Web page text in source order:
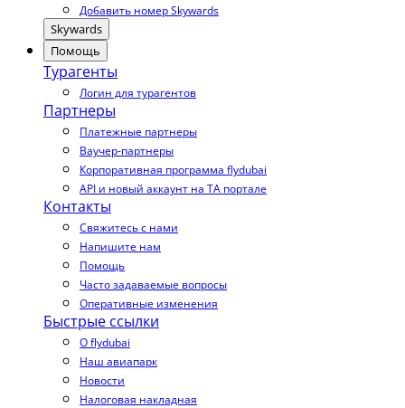
Добавить номер Skywards
Skywards
Помощь
Турагенты
Логин для турагентов
Партнеры
Платежные партнеры
Ваучер-партнеры
Корпоративная программа flydubai
API и новый аккаунт на TA портале
Контакты
Свяжитесь с нами
Напишите нам
Помощь
Часто задаваемые вопросы
Оперативные изменения
Быстрые ссылки
О flydubai
Наш авиапарк
Новости
Налоговая накладная